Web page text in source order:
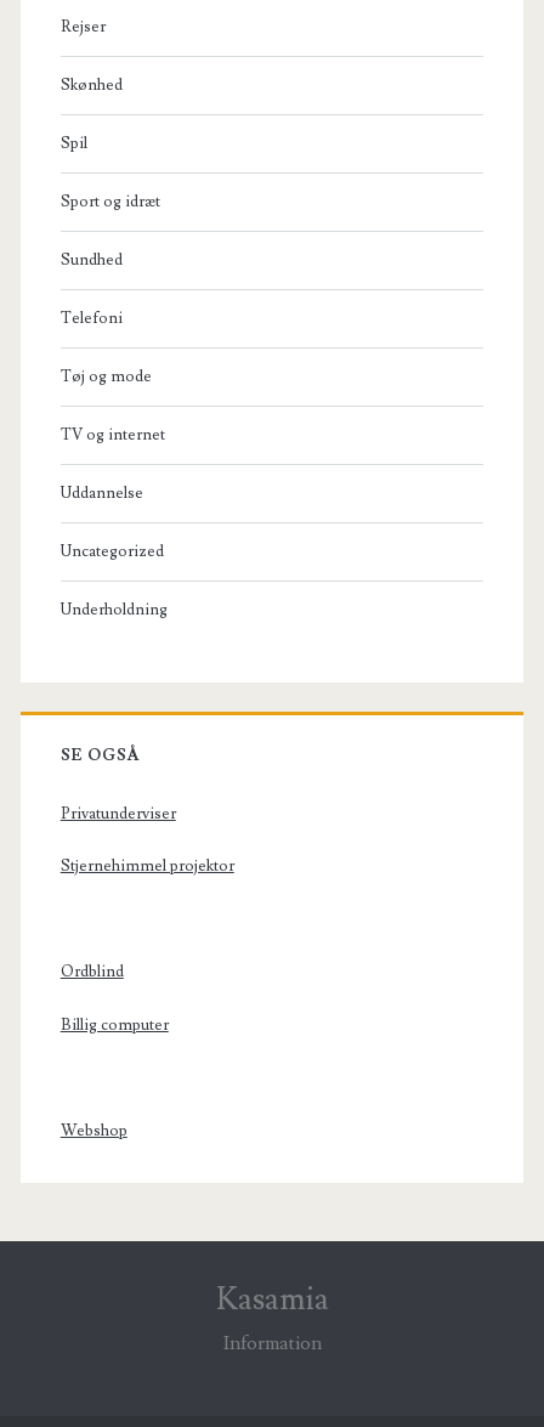
Rejser
Skønhed
Spil
Sport og idræt
Sundhed
Telefoni
Tøj og mode
TV og internet
Uddannelse
Uncategorized
Underholdning
SE OGSÅ
Privatunderviser
Stjernehimmel projektor
Ordblind
Billig computer
Webshop
Kasamia
Information